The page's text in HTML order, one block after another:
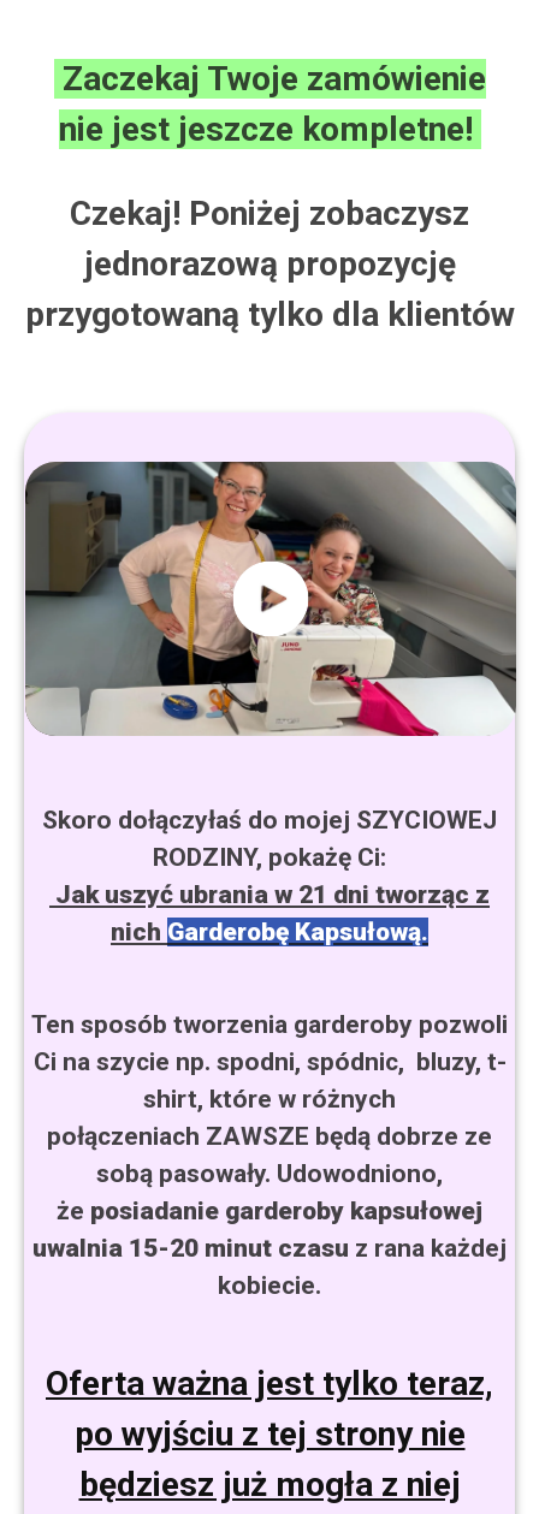
Zaczekaj Twoje zamówienie
nie jest jeszcze kompletne!
Czekaj! Poniżej zobaczysz
jednorazową propozycję
przygotowaną tylko dla klientów
Skoro dołączyłaś do mojej SZYCIOWEJ
RODZINY, pokażę Ci:
Jak uszyć ubrania w 21 dni tworząc z
nich Garderobę Kapsułową.
Ten sposób tworzenia garderoby pozwoli
Ci na szycie np. spodni, spódnic, bluzy, t-
shirt, które w różnych
połączeniach ZAWSZE będą dobrze ze
sobą pasowały. Udowodniono,
że posiadanie garderoby kapsułowej
uwalnia 15-20 minut czasu z rana każdej
kobiecie.
Oferta ważna jest tylko teraz,
po wyjściu z tej strony nie
będziesz już mogła z niej